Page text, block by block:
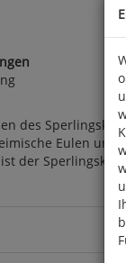
des
Eulen
der